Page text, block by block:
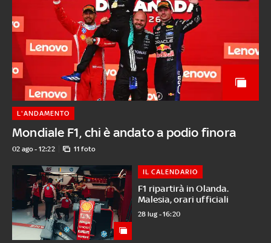
Mondiale F1, chi è andato a podio finora
L'ANDAMENTO
02 ago - 12:22 11 foto
F1 ripartirà in Olanda.
Malesia, orari ufficiali
IL CALENDARIO
28 lug - 16:20